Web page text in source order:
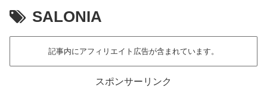
SALONIA
記事内にアフィリエイト広告が含まれています。
スポンサーリンク